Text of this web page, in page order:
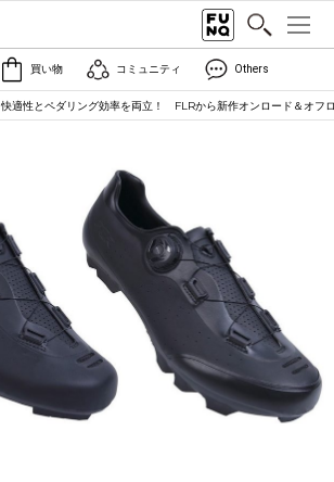
買い物 コミュニティ Others
快適性とペダリング効率を両立！ FLRから新作オンロード＆オフ